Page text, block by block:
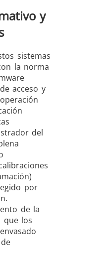
y
sistemas
la norma
acceso y
del
por
de la
que los